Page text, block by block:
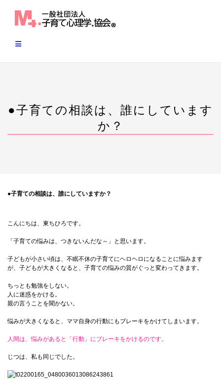
●子育ての相談は、誰にしています
か？
●子育ての相談は、誰にしていますか？
こんにちは、東ちひろです。
「子育ての悩みは、つきないんだな～」と思います。
子どもが小さい頃は、不眠不休の子育てにヘロヘロになることに悩みます
が、子どもが大きくなると、子育ての悩みの質がぐっと変わってきます。
ちっとも勉強をしない。
人に迷惑をかける。
親の言うことを聞かない。
悩みが大きくなると、ママ自身の行動にもブレーキをかけてしまいます。
人間は、悩みがあると「行動」にブレーキをかけるのです。
じつは、私も同じでした。